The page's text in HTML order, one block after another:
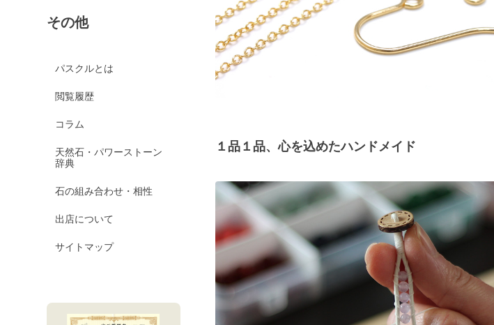
その他
パスクルとは
閲覧履歴
コラム
天然石・パワーストーン
辞典
石の組み合わせ・相性
出店について
サイトマップ
１品１品、心を込めたハンドメイド